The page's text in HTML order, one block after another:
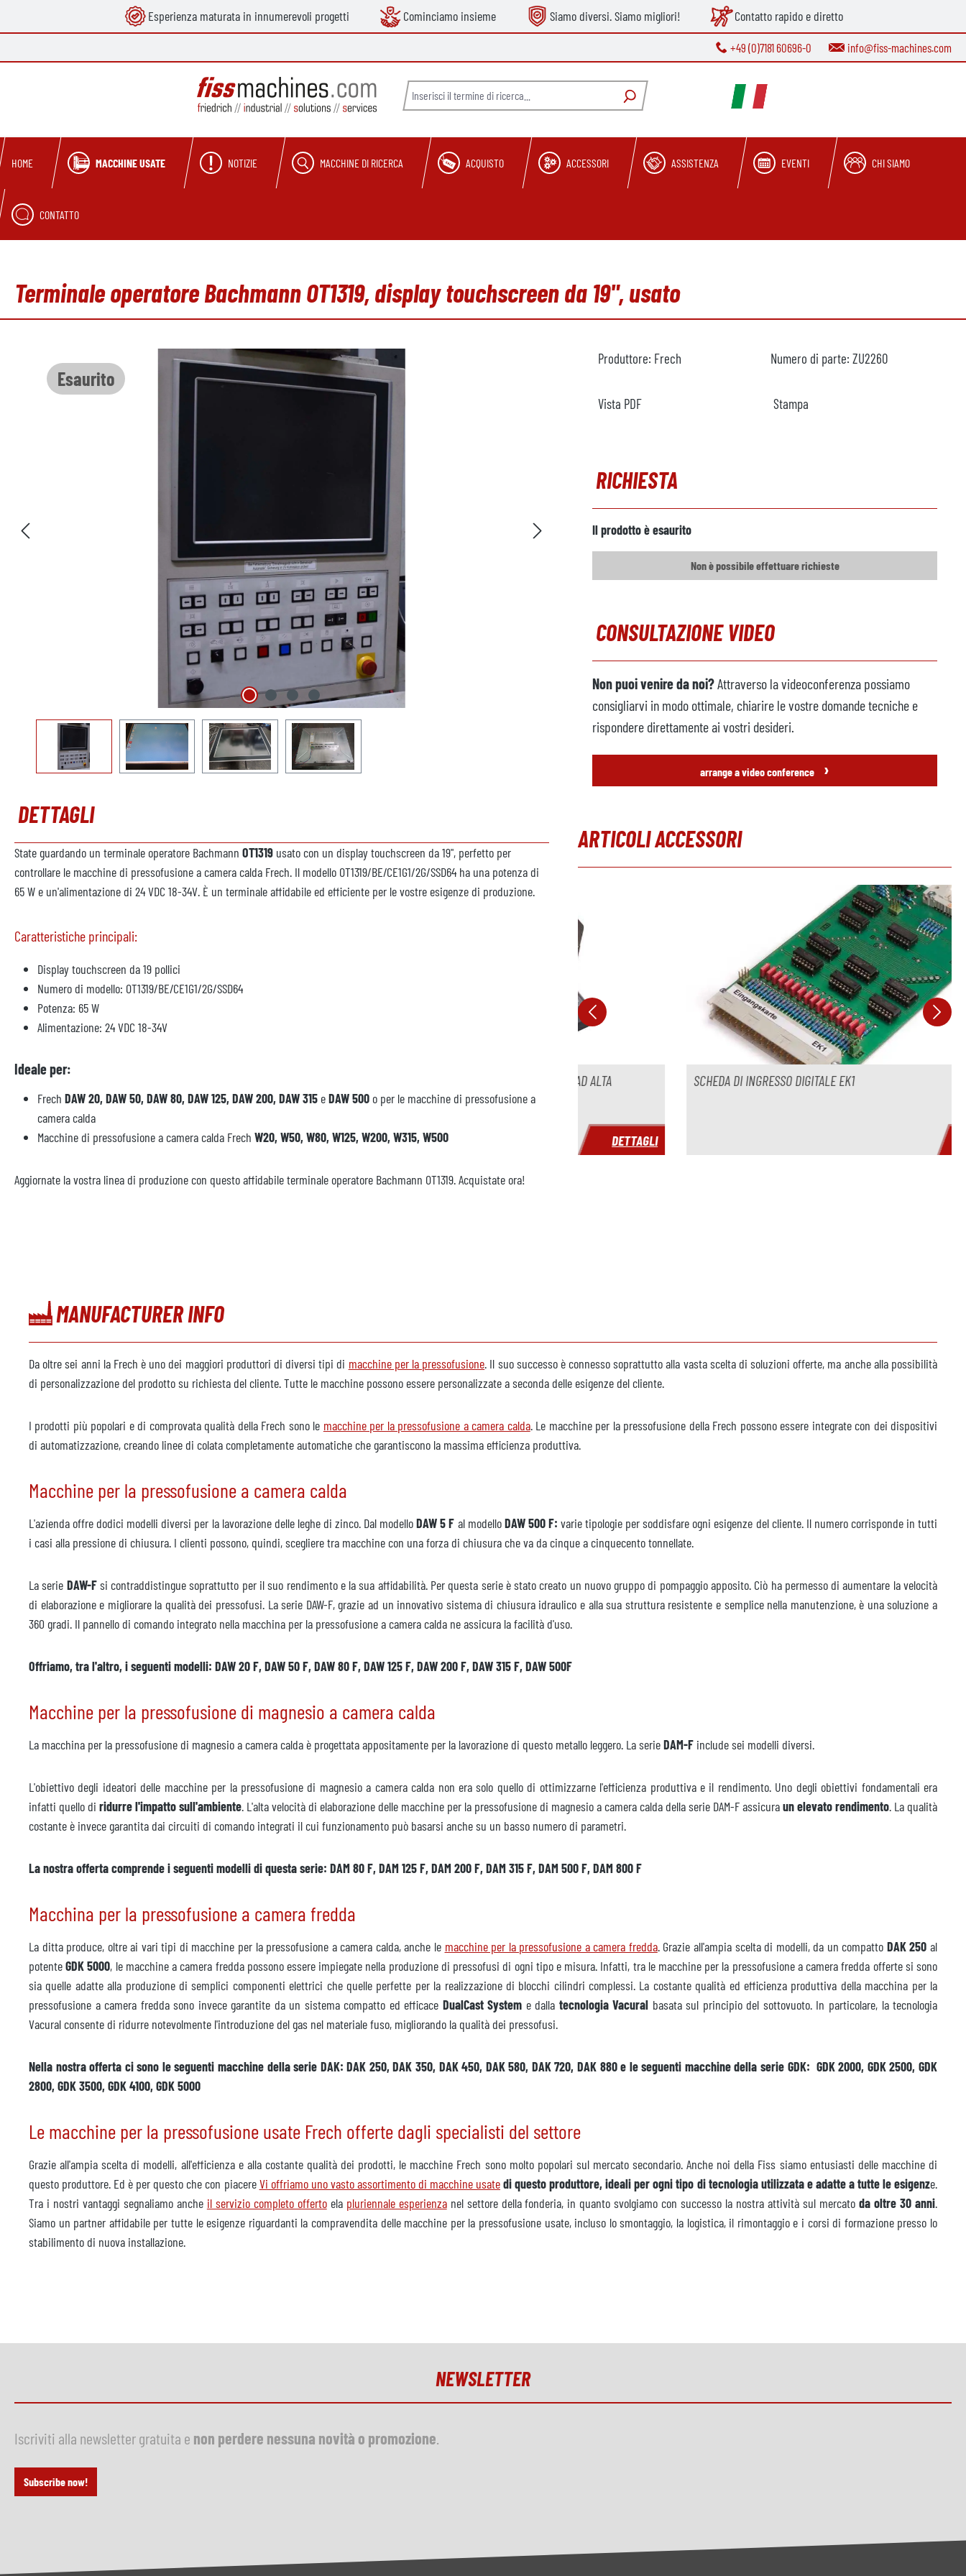
Passa alla navigazione principaleEsperienza maturata in innumerevoli progetti Cominciamo insieme Siamo diversi. Siamo migliori! Contatto rapido e diretto
+49 (0)7181 60696-0 info@fiss-machines.com
HOME MACCHINE USATE NOTIZIE MACCHINE DI RICERCA ACQUISTO ACCESSORI ASSISTENZA EVENTI CHI SIAMO
CONTATTO
Terminale operatore Bachmann OT1319, display touchscreen da 19", usato
Esaurito
DETTAGLI
State guardando un terminale operatore Bachmann OT1319 usato con un display touchscreen da 19", perfetto per
controllare le macchine di pressofusione a camera calda Frech. Il modello OT1319/BE/CE1G1/2G/SSD64 ha una potenza di
65 W e un'alimentazione di 24 VDC 18-34V. È un terminale affidabile ed efficiente per le vostre esigenze di produzione.
Caratteristiche principali:
Display touchscreen da 19 pollici
Numero di modello: OT1319/BE/CE1G1/2G/SSD64
Potenza: 65 W
Alimentazione: 24 VDC 18-34V
Ideale per:
Frech DAW 20, DAW 50, DAW 80, DAW 125, DAW 200, DAW 315 eDAW 500 o per le macchine di pressofusione a
camera calda
Macchine di pressofusione a camera calda Frech W20, W50, W80, W125, W200, W315, W500
Aggiornate la vostra linea di produzione con questo affidabile terminale operatore Bachmann OT1319. Acquistate ora!
Produttore: Frech Numero di parte: ZU2260
Vista PDF Stampa
RICHIESTA
Il prodotto è esaurito
Non è possibile effettuare richieste
CONSULTAZIONE VIDEO
Non puoi venire da noi?Attraverso la videoconferenza possiamo
consigliarvi in modo ottimale, chiarire le vostre domande tecniche e
rispondere direttamente ai vostri desideri.
arrange a video conference ›
ARTICOLI ACCESSORI
VELOCITÀ PER LA PRESSOFUSIONE DI ZINCO
SCHEDA DI INGRESSO DIGITALE EK1
MANUFACTURER INFO
Da oltre sei anni la Frech è uno dei maggiori produttori di diversi tipi di macchine per la pressofusione. Il suo successo è connesso soprattutto alla vasta scelta di soluzioni offerte, ma anche alla possibilità
di personalizzazione del prodotto su richiesta del cliente. Tutte le macchine possono essere personalizzate a seconda delle esigenze del cliente.
I prodotti più popolari e di comprovata qualità della Frech sono le macchine per la pressofusione a camera calda. Le macchine per la pressofusione della Frech possono essere integrate con dei dispositivi
di automatizzazione, creando linee di colata completamente automatiche che garantiscono la massima efficienza produttiva.
Macchine per la pressofusione a camera calda
L'azienda offre dodici modelli diversi per la lavorazione delle leghe di zinco. Dal modelloDAW 5 F al modelloDAW 500 F: varie tipologie per soddisfare ogni esigenze del cliente. Il numero corrisponde in tutti
i casi alla pressione di chiusura. I clienti possono, quindi, scegliere tra macchine con una forza di chiusura che va da cinque a cinquecento tonnellate.
La serie DAW-Fsi contraddistingue soprattutto per il suo rendimento e la sua affidabilità. Per questa serie è stato creato un nuovo gruppo di pompaggio apposito. Ciò ha permesso di aumentare la velocità
di elaborazione e migliorare la qualità dei pressofusi. La serie DAW-F, grazie ad un innovativo sistema di chiusura idraulico e alla sua struttura resistente e semplice nella manutenzione, è una soluzione a
360 gradi. Il pannello di comando integrato nella macchina per la pressofusione a camera calda ne assicura la facilità d'uso.
Offriamo, tra l'altro, i seguenti modelli: DAW 20 F, DAW 50 F, DAW 80 F, DAW 125 F, DAW 200 F, DAW 315 F, DAW 500F
Macchine per la pressofusione di magnesio a camera calda
La macchina per la pressofusione di magnesio a camera calda è progettata appositamente per la lavorazione di questo metallo leggero. La serieDAM-F include sei modelli diversi.
L'obiettivo degli ideatori delle macchine per la pressofusione di magnesio a camera calda non era solo quello di ottimizzarne l'efficienza produttiva e il rendimento. Uno degli obiettivi fondamentali era
infatti quello di ridurre l'impatto sull'ambiente. L'alta velocità di elaborazione delle macchine per la pressofusione di magnesio a camera calda della serie DAM-F assicuraun elevato rendimento. La qualità
costante è invece garantita dai circuiti di comando integrati il cui funzionamento può basarsi anche su un basso numero di parametri.
La nostra offerta comprende i seguenti modelli di questa serie: DAM 80 F, DAM 125 F, DAM 200 F, DAM 315 F, DAM 500 F, DAM 800 F
Macchina per la pressofusione a camera fredda
La ditta produce, oltre ai vari tipi di macchine per la pressofusione a camera calda, anche le macchine per la pressofusione a camera fredda. Grazie all'ampia scelta di modelli, da un compatto DAK 250 al
potenteGDK 5000, le macchine a camera fredda possono essere impiegate nella produzione di pressofusi di ogni tipo e misura. Infatti, tra le macchine per la pressofusione a camera fredda offerte si sono
sia quelle adatte alla produzione di semplici componenti elettrici che quelle perfette per la realizzazione di blocchi cilindri complessi. La costante qualità ed efficienza produttiva della macchina per la
pressofusione a camera fredda sono invece garantite da un sistema compatto ed efficace DualCast System e dalla tecnologia Vacural basata sul principio del sottovuoto. In particolare, la tecnologia
Vacural consente di ridurre notevolmente l'introduzione del gas nel materiale fuso, migliorando la qualità dei pressofusi.
Nella nostra offerta ci sono le seguenti macchine della serie DAK: DAK 250, DAK 350, DAK 450, DAK 580, DAK 720, DAK 880 e le seguenti macchine della serie GDK: GDK 2000, GDK 2500, GDK
2800, GDK 3500, GDK 4100, GDK 5000
Le macchine per la pressofusione usate Frech offerte dagli specialisti del settore
Grazie all'ampia scelta di modelli, all'efficienza e alla costante qualità dei prodotti, le macchine Frech sono molto popolari sul mercato secondario. Anche noi della Fiss siamo entusiasti delle macchine di
questo produttore. Ed è per questo che con piacereVi offriamo uno vasto assortimento di macchine usatedi questo produttore, ideali per ogni tipo di tecnologia utilizzata e adatte a tutte le esigenze.
Tra i nostri vantaggi segnaliamo anche il servizio completo offertoela pluriennale esperienzanel settore della fonderia, in quanto svolgiamo con successo la nostra attività sul mercatoda oltre 30 anni.
Siamo un partner affidabile per tutte le esigenze riguardanti la compravendita delle macchine per la pressofusione usate, incluso lo smontaggio, la logistica, il rimontaggio e i corsi di formazione presso lo
stabilimento di nuova installazione.
NEWSLETTER
Iscriviti alla newsletter gratuita e non perdere nessuna novità o promozione
Subscribe now!